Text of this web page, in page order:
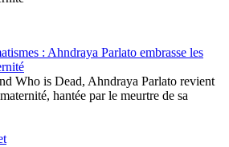
: Ahndraya Parlato embrasse les
Who is Dead, Ahndraya Parlato revient
hantée par le meurtre de sa